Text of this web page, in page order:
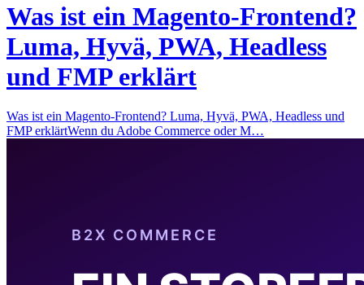
Was ist ein Magento-Frontend?
Luma, Hyvä, PWA, Headless
und FMP erklärt
Was ist ein Magento-Frontend? Luma, Hyvä, PWA, Headless und
FMP erklärtWenn du Adobe Commerce oder M…